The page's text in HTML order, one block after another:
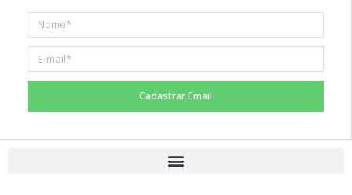
Cadastrar Email